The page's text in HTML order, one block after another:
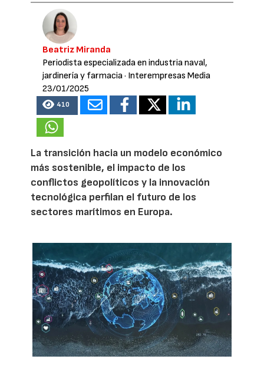
Beatriz Miranda
Periodista especializada en industria naval,
jardinería y farmacia· Interempresas Media
23/01/2025
410
La transición hacia un modelo económico
más sostenible, el impacto de los
conflictos geopolíticos y la innovación
tecnológica perfilan el futuro de los
sectores marítimos en Europa.